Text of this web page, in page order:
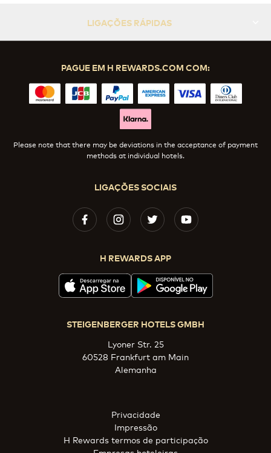
LIGAÇÕES RÁPIDAS
LIGAÇÕES SOCIAIS
H REWARDS APP
PAGUE EM H REWARDS.COM COM:
Please note that there may be deviations in the acceptance of payment
methods at individual hotels.
STEIGENBERGER HOTELS GMBH
Lyoner Str. 25
60528 Frankfurt am Main
Alemanha
Privacidade
Impressão
H Rewards termos de participação